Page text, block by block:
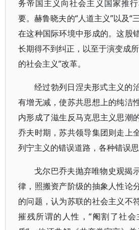
务帝国主义向社会主义国家推
要。赫鲁晓夫的“人道主义”以及“
在这种国际环境中形成的。这股
长期得不到纠正，以至于演变成
的社会主义”改革。
经过勃列日涅夫形式主义的
有增无减，使苏共思想上的纯洁
内形成了滋生反马克思主义思潮
乔夫时期，苏共领导集团则走上
列宁主义的错误道路，各种错误思
戈尔巴乔夫抛弃唯物史观揭
律，照搬资产阶级的抽象人性论
的问题，认为苏联的社会主义不
摧残所谓的人性，“阉割了社